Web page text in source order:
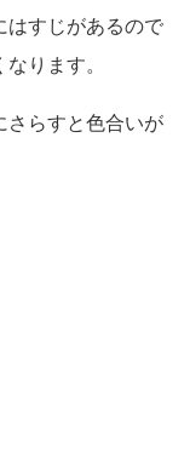
はすじがあるので
ります。
さらすと色合いが